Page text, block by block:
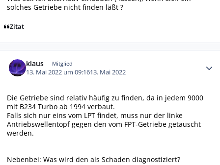
solches Getriebe nicht finden läßt ?
Zitat
klaus Mitglied
13. Mai 2022 um 09:1613. Mai 2022
Die Getriebe sind relativ häufig zu finden, da in jedem 9000
mit B234 Turbo ab 1994 verbaut.
Falls sich nur eins vom LPT findet, muss nur der linke
Antriebswellentopf gegen den vom FPT-Getriebe getauscht
werden.
Nebenbei: Was wird den als Schaden diagnostiziert?